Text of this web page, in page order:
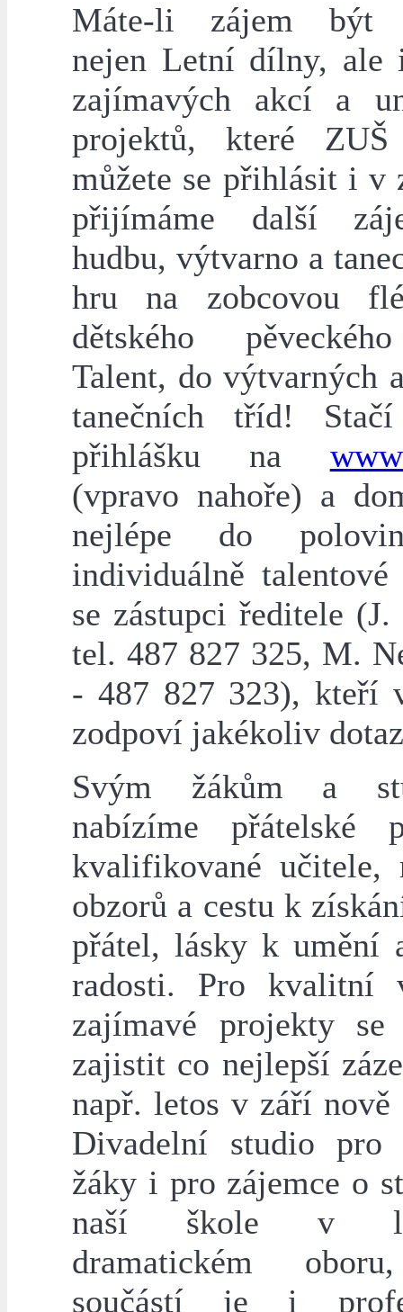
Máte-li zájem být
nejen Letní dílny, ale
zajímavých akcí a
projektů, které ZUŠ
můžete se přihlásit i v
přijímáme další
hudbu, výtvarno a
hru na zobcovou
dětského
Talent, do výtvarných
tanečních tříd!
přihlášku na
(vpravo nahoře) a
nejlépe do
individuálně talentové
se zástupci ředitele
tel. 487 827 325, M.
- 487 827 323), kteří
zodpoví jakékoliv
Svým žákům a
nabízíme přátelské
kvalifikované učitele,
obzorů a cestu k
přátel, lásky k umění
radosti. Pro kvalitní
zajímavé projekty se
zajistit co nejlepší
např. letos v září nově
Divadelní studio pro
žáky i pro zájemce o
naší škole v
dramatickém
součástí je i